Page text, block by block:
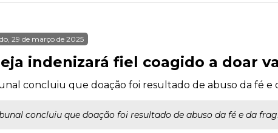
29 de março de 2025
indenizará fiel coagido a doar
concluiu que doação foi resultado de abuso da fé e
concluiu que doação foi resultado de abuso da fé e da